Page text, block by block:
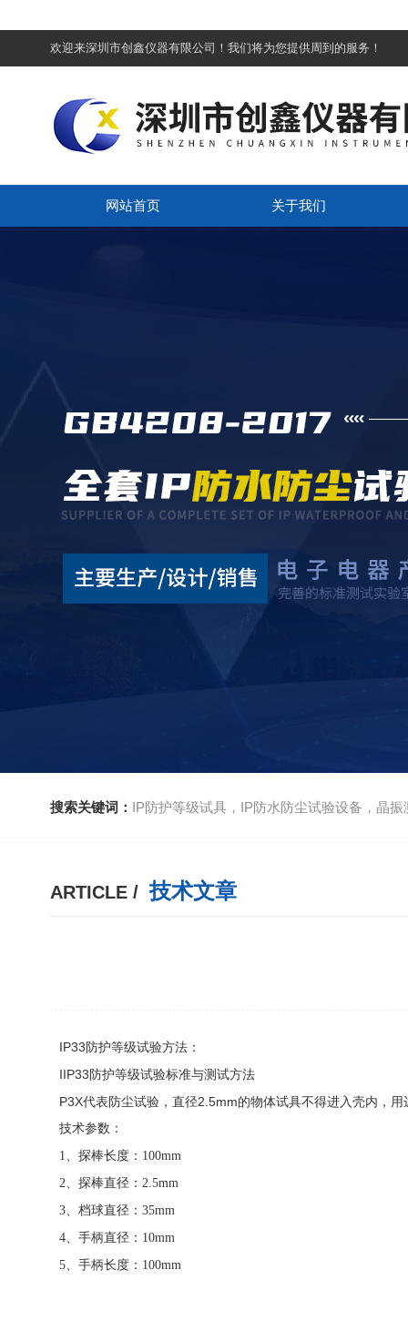
欢迎来深圳市创鑫仪器有限公司！我们将为您提供周到的服务！
网站首页 关于我们
搜索关键词： IP防护等级试具，IP防水防尘试验设备，晶振
ARTICLE / 技术文章
IP33防护等级试验方法：
IIP33防护等级试验标准与测试方法
P3X代表防尘试验，直径2.5mm的物体试具不得进入壳内，
技术参数：
1、探棒长度： 100mm
2、探棒直径： 2.5mm
3、档球直径： 35mm
4、手柄直径： 10mm
5、手柄长度： 100mm